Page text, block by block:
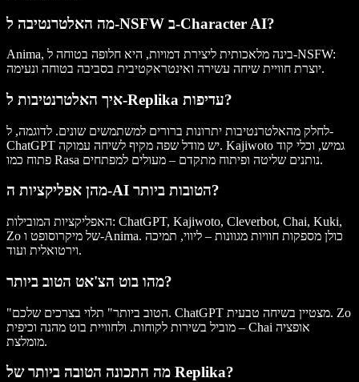
מה האלטרנטיבה ל-NSFW ב-Character AI?
Anima, בינה מלאכותית ליצירת דמויות, היא חלופה בטוחה ל-NSFW:
יוצרת חוויית שיחה עשירה ואינטראקטיבית בסביבה בטוחה ונעימה.
איך האלטרנטיבות ל-Replika עדיפות?
לחלק מהאלטרנטיבות יתרונות ברורים למשתמשים שונים. לדוגמה, ל-
ChatGPT יש מודל שפה מקיף לשיחה עמוקה. Kajiwoto גמיש, וכלי קוד
פתוח כמו Rasa נותנים שליטה ופיתוח מתקדם – מעולים למפתחים.
מהן אפליקציות ה-AI הטובות ביותר?
האפליקציות המובילות: ChatGPT, Kajiwoto, Cleverbot, Chai, Kuki,
Zo של מיקרוסופט ו-Anima. כולן מספקות חוויות מגוונות – ליווי, תמיכה
וירטואלית ועוד.
מהו בוט הצ'אט הטוב ביותר?
"הטוב ביותר" תלוי בצרכים שלכם. ChatGPT מצטיין בשיחה טבעית. Zo
מוביל בשירות לקוחות. ולחוויית בוט מהנה וכיפית – Chai אופציה
מומלצת.
מה התכונה הטובה ביותר של Replika?